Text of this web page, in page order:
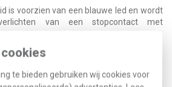
te bieden gebruiken wij cookies voor
is voorzien van een blauwe led en wordt
van een stopcontact met
Waarde